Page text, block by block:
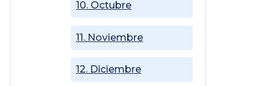
10. Octubre
11. Noviembre
12. Diciembre